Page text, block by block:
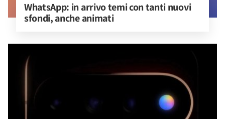
WhatsApp: in arrivo temi con tanti nuovi
sfondi, anche animati